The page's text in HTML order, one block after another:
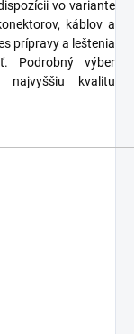
vo variante
káblov a
prípravy a leštenia
Podrobný výber
najvyššiu kvalitu